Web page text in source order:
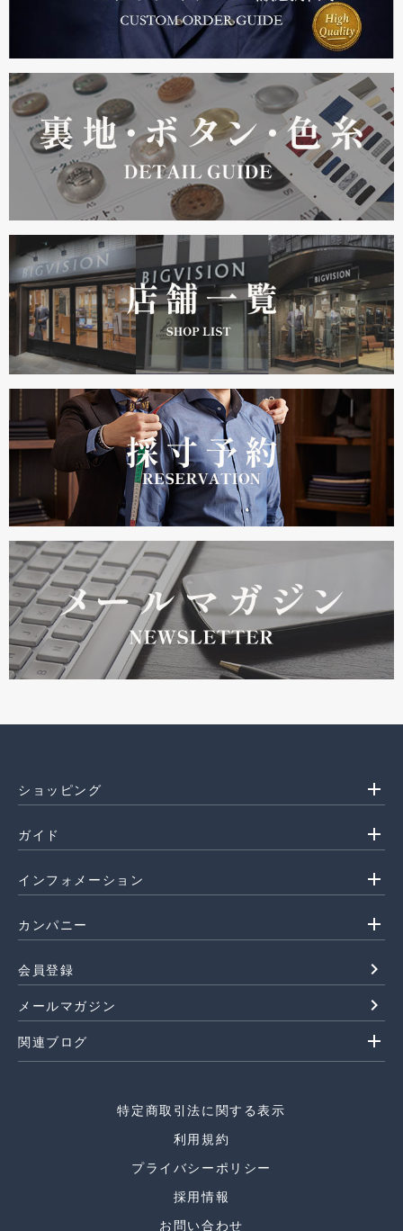
ショッピング add
ガイド add
インフォメーション add
カンパニー add
会員登録 navigate_next
メールマガジン navigate_next
関連ブログ add
特定商取引法に関する表示
利用規約
プライバシーポリシー
採用情報
お問い合わせ